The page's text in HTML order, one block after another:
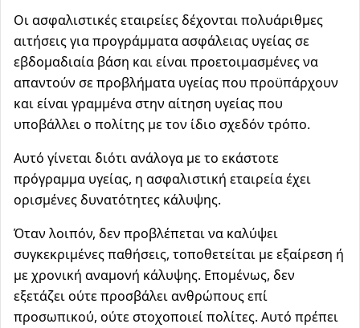
Οι ασφαλιστικές εταιρείες δέχονται πολυάριθμες
αιτήσεις για προγράμματα ασφάλειας υγείας σε
εβδομαδιαία βάση και είναι προετοιμασμένες να
απαντούν σε προβλήματα υγείας που προϋπάρχουν
και είναι γραμμένα στην αίτηση υγείας που
υποβάλλει ο πολίτης με τον ίδιο σχεδόν τρόπο.
Αυτό γίνεται διότι ανάλογα με το εκάστοτε
πρόγραμμα υγείας, η ασφαλιστική εταιρεία έχει
ορισμένες δυνατότητες κάλυψης.
Όταν λοιπόν, δεν προβλέπεται να καλύψει
συγκεκριμένες παθήσεις, τοποθετείται με εξαίρεση ή
με χρονική αναμονή κάλυψης. Επομένως, δεν
εξετάζει ούτε προσβάλει ανθρώπους επί
προσωπικού, ούτε στοχοποιεί πολίτες. Αυτό πρέπει